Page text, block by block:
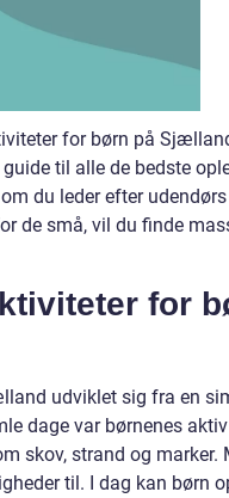
for børn på
til alle de bedste
du leder efter udendørs
de små, vil du finde
for
udviklet sig fra en
dage var børnenes
skov, strand og marker.
til. I dag kan børn